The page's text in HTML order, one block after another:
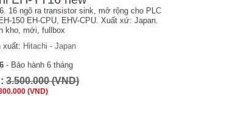
16 ngõ ra transistor sink, mở rộng cho PLC
150 EH-CPU, EHV-CPU. Xuất xứ: Japan.
kho, mới, fullbox
xuất: Hitachi - Japan
- Bảo hành 6 tháng
3.500.000 (VND)
(VND)